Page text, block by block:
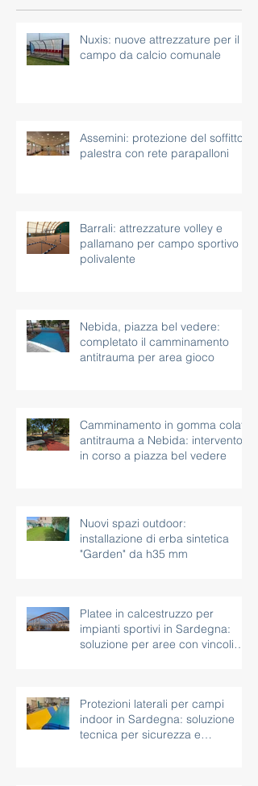
Nuxis: nuove attrezzature per il
campo da calcio comunale
Assemini: protezione del soffitto
palestra con rete parapalloni
Barrali: attrezzature volley e
pallamano per campo sportivo
polivalente
Nebida, piazza bel vedere:
completato il camminamento
antitrauma per area gioco
Camminamento in gomma colata
antitrauma a Nebida: intervento
in corso a piazza bel vedere
Nuovi spazi outdoor:
installazione di erba sintetica
"Garden" da h35 mm
Platee in calcestruzzo per
impianti sportivi in Sardegna:
soluzione per aree con vincoli
Protezioni laterali per campi
indoor in Sardegna: soluzione
tecnica per sicurezza e